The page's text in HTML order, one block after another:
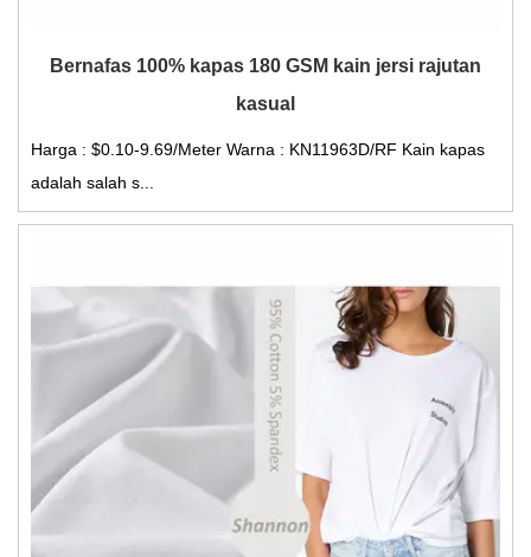
Bernafas 100% kapas 180 GSM kain jersi rajutan
kasual
Harga : $0.10-9.69/Meter Warna : KN11963D/RF Kain kapas
adalah salah s...